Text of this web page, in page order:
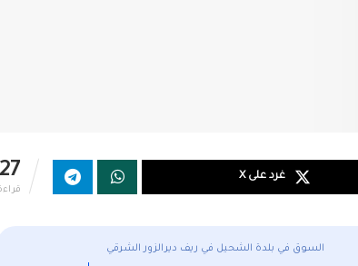
27 غرد على X
السوق في بلدة الشحيل في ريف ديرالزور الشرقي